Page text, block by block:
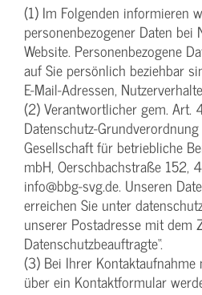
(1) Im Folgenden informieren
personenbezogener Daten bei
Website. Personenbezogene
auf Sie persönlich beziehbar
E-Mail-Adressen,
(2) Verantwortlicher gem. Art.
Datenschutz-
Gesellschaft für betriebliche
mbH, Oerschbachstraße 152,
info@bbg-svg.de. Unseren
erreichen Sie unter
unserer Postadresse mit dem
Datenschutzbeauftragte“.
(3) Bei Ihrer
über ein Kontaktformular